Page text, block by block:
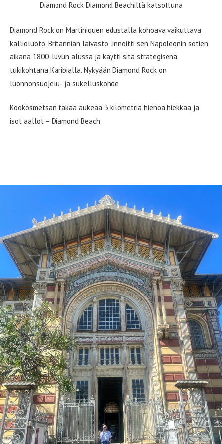
Diamond Rock Diamond Beachiltä katsottuna
Diamond Rock on Martiniquen edustalla kohoava vaikuttava
kallioluoto. Britannian laivasto linnoitti sen Napoleonin sotien
aikana 1800-luvun alussa ja käytti sitä strategisena
tukikohtana Karibialla. Nykyään Diamond Rock on
luonnonsuojelu- ja sukelluskohde
Kookosmetsän takaa aukeaa 3 kilometriä hienoa hiekkaa ja
isot aallot – Diamond Beach